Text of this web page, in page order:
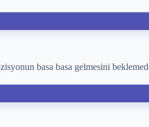
basa basa gelmesini